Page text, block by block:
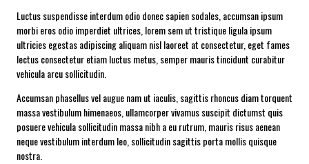
Luctus suspendisse interdum odio donec sapien sodales, accumsan ipsum
morbi eros odio imperdiet ultrices, lorem sem ut tristique ligula ipsum
ultricies egestas adipiscing aliquam nisl laoreet at consectetur, eget fames
lectus consectetur etiam luctus metus, semper mauris tincidunt curabitur
vehicula arcu sollicitudin.
Accumsan phasellus vel augue nam ut iaculis, sagittis rhoncus diam torquent
massa vestibulum himenaeos, ullamcorper vivamus suscipit dictumst quis
posuere vehicula sollicitudin massa nibh a eu rutrum, mauris risus aenean
neque vestibulum interdum leo, sollicitudin sagittis porta mollis quisque
nostra.